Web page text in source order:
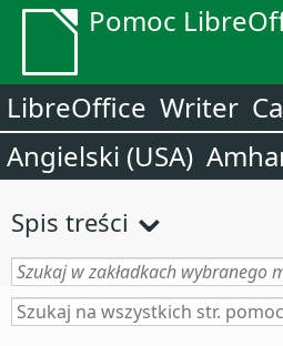
Pomoc
LibreOffice Writer
Angielski (USA)
Spis treści